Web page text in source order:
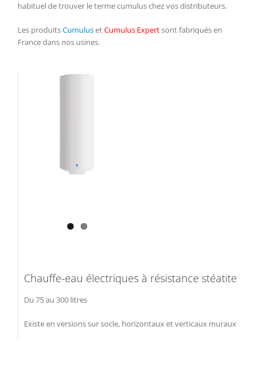
habituel de trouver le terme cumulus chez vos distributeurs.
Les produitsCumulusetCumulus Expertsont fabriqués en
France dans nos usines.
Chauffe-eau électriques à résistance stéatite
Du 75 au 300 litres
Existe en versions sur socle, horizontaux et verticaux muraux